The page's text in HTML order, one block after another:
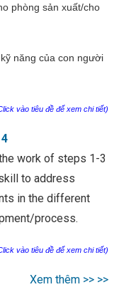
phòng sản xuất/cho
năng của con người
vào tiêu đề để xem chi tiết)
work of steps 1-3
to address
in the different
process.
vào tiêu đề để xem chi tiết)
Xem thêm >> >>